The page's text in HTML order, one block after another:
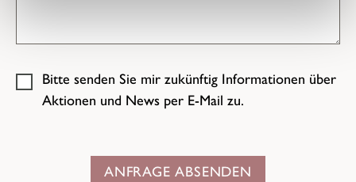
Bitte senden Sie mir zukünftig Informationen über
Aktionen und News per E-Mail zu.
ANFRAGE ABSENDEN